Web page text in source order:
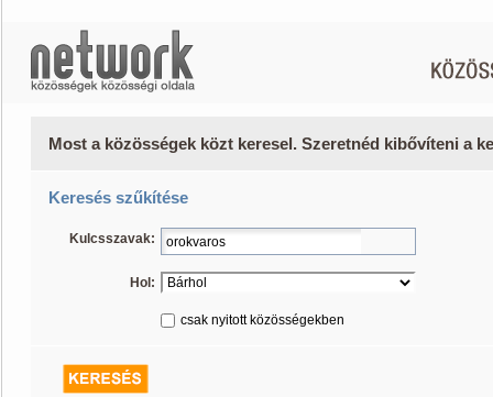
Most a közösségek közt keresel. Szeretnéd kibővíteni a
Keresés szűkítése
Kulcsszavak:
Hol:
csak nyitott közösségekben